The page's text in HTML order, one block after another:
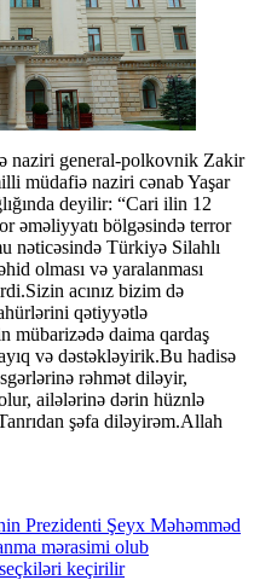
naziri general-polkovnik Zakir
müdafiə naziri cənab Yaşar
deyilir: “Cari ilin 12
əməliyyatı bölgəsində terror
nəticəsində Türkiyə Silahlı
olması və yaralanması
acınız bizim də
qətiyyətlə
mübarizədə daima qardaş
və dəstəkləyirik.Bu hadisə
rəhmət diləyir,
ailələrinə dərin hüznlə
şəfa diləyirəm.Allah
Prezidenti Şeyx Məhəmməd
mərasimi olub
keçirilir